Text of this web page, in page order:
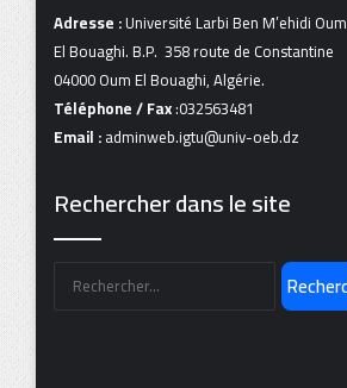
Adresse :Université Larbi Ben M’ehidi Oum
El Bouaghi. B.P. 358 route de Constantine
04000 Oum El Bouaghi, Algérie.
Téléphone / Fax:032563481
Email :adminweb.igtu@univ-oeb.dz
Rechercher dans le site